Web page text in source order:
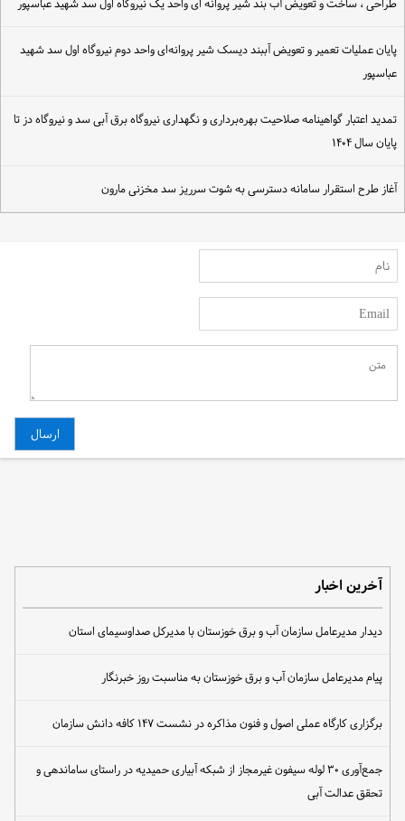
طراحی ، ساخت و تعویض آب بند شیر پروانه ای واحد یک نیروگاه اول سد شهید عباسپور
پایان عملیات تعمیر و تعویض آببند دیسک شیر پروانه‌ای واحد دوم نیروگاه اول سد شهید
عباسپور
تمدید اعتبار گواهینامه صلاحیت بهره‌برداری و نگهداری نیروگاه‌ برق آبی سد و نیروگاه دز تا
پایان سال ۱۴۰۴
آغاز طرح استقرار سامانه دسترسی به شوت سرریز سد مخزنی مارون
آخرین اخبار
دیدار مدیرعامل سازمان آب و برق خوزستان با مدیرکل صداوسیمای استان
پیام مدیرعامل سازمان آب و برق خوزستان به مناسبت روز خبرنگار
برگزاری کارگاه عملی اصول و فنون مذاکره در نشست ۱۴۷ کافه دانش سازمان
جمع‌آوری ۳۰ لوله سیفون غیرمجاز از شبکه آبیاری حمیدیه در راستای ساماندهی و
تحقق عدالت آبی